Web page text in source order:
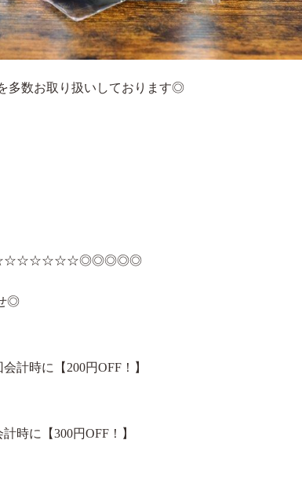
多数お取り扱いしております◎
◎
計時に【200円OFF！】
時に【300円OFF！】